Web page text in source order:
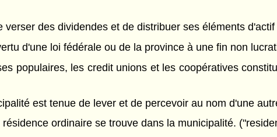
des dividendes et de distribuer ses éléments
d'une loi fédérale ou de la province à une fin non
populaires, les credit unions et les coopératives
est tenue de lever et de percevoir au nom d'une
ordinaire se trouve dans la municipalité.